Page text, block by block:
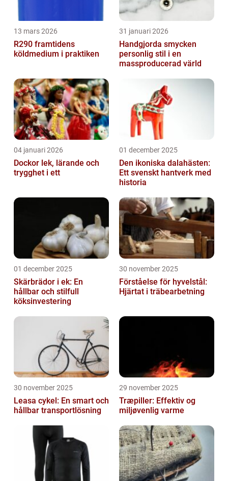
13 mars 2026
R290 framtidens
köldmedium i praktiken
31 januari 2026
Handgjorda smycken
personlig stil i en
massproducerad värld
04 januari 2026
Dockor lek, lärande och
trygghet i ett
01 december 2025
Den ikoniska dalahästen:
Ett svenskt hantverk med
historia
01 december 2025
Skärbrädor i ek: En
hållbar och stilfull
köksinvestering
30 november 2025
Förståelse för hyvelstål:
Hjärtat i träbearbetning
30 november 2025
Leasa cykel: En smart och
hållbar transportlösning
29 november 2025
Træpiller: Effektiv og
miljøvenlig varme